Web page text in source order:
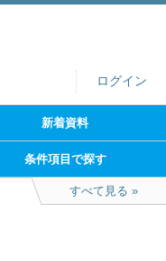
ログイン
新着資料
条件項目で探す
すべて見る